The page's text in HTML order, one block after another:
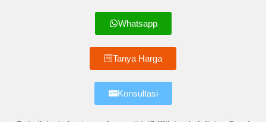
Whatsapp
Tanya Harga
Konsultasi